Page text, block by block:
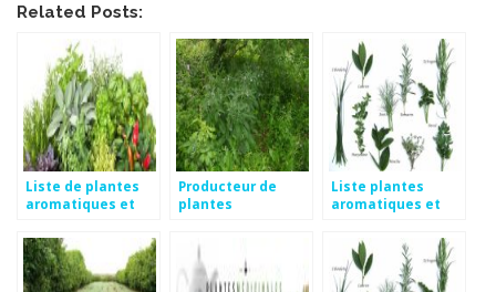
Related Posts:
Liste de plantes
aromatiques et
Producteur de
plantes
Liste plantes
aromatiques et